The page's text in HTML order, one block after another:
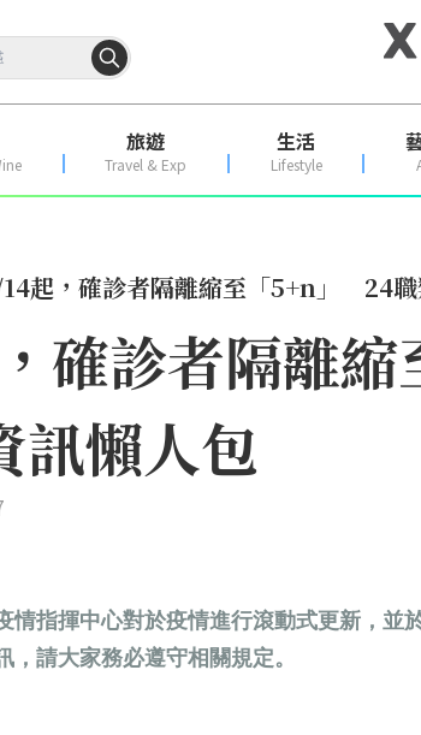
旅遊
Travel & Exp
生活
Lifestyle
起，確診者隔離縮至「5+n」 24職
確診者隔離
訊懶人包
情指揮中心對於疫情進行滾動式更新，並
，請大家務必遵守相關規定。